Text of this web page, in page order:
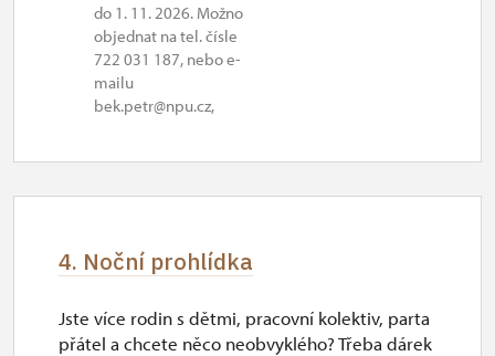
do 1. 11. 2026. Možno
objednat na tel. čísle
722 031 187, nebo e-
mailu
bek.petr@npu.cz,
4. Noční prohlídka
Jste více rodin s dětmi, pracovní kolektiv, parta
přátel a chcete něco neobvyklého? Třeba dárek